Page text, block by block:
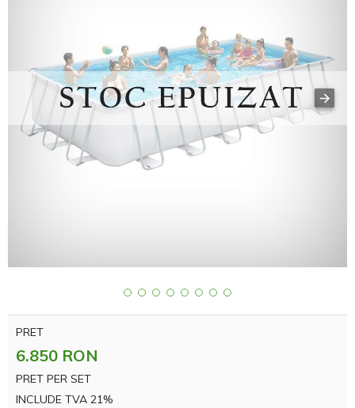
PRET
6.850 RON
PRET PER SET
INCLUDE TVA 21%